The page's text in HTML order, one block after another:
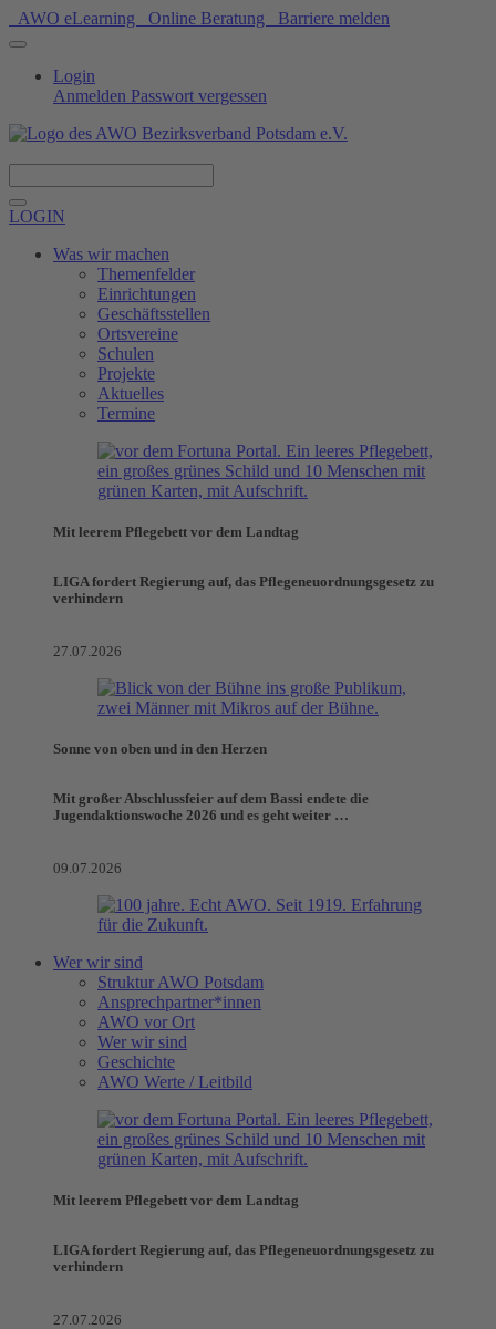
AWO eLearning Online Beratung Barriere melden
Login
Anmelden Passwort vergessen
LOGIN
Was wir machen
Themenfelder
Einrichtungen
Geschäftsstellen
Ortsvereine
Schulen
Projekte
Aktuelles
Termine
Mit leerem Pflegebett vor dem Landtag
LIGA fordert Regierung auf, das Pflegeneuordnungsgesetz zu
verhindern
27.07.2026
Sonne von oben und in den Herzen
Mit großer Abschlussfeier auf dem Bassi endete die
Jugendaktionswoche 2026 und es geht weiter …
09.07.2026
Wer wir sind
Struktur AWO Potsdam
Ansprechpartner*innen
AWO vor Ort
Wer wir sind
Geschichte
AWO Werte / Leitbild
Mit leerem Pflegebett vor dem Landtag
LIGA fordert Regierung auf, das Pflegeneuordnungsgesetz zu
verhindern
27.07.2026